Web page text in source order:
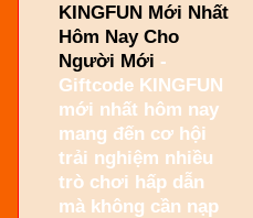
KINGFUN Mới Nhất
Hôm Nay Cho
Người Mới -
Giftcode KINGFUN
mới nhất hôm nay
mang đến cơ hội
trải nghiệm nhiều
trò chơi hấp dẫn
mà không cần nạp